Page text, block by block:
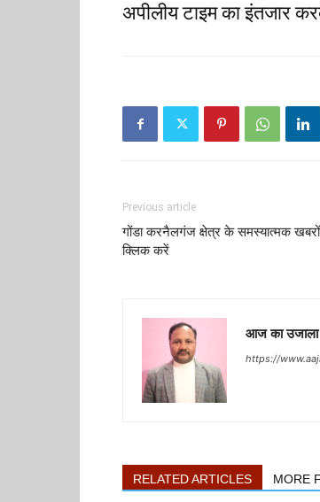
अपीलीय टाइम का इंतजार
Previous article
गोंडा करनैलगंज क्षेत्र के समस्यात्मक
क्लिक करें
आज का उजाला
https://
RELATED ARTICLES MORE